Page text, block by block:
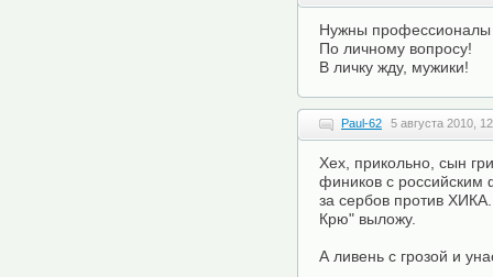
Нужны
По личному вопросу!
В личку жду, мужики!
Paul-62 5 августа 2010,
Хех, прикольно, сын
фиников с российским
за сербов против
Крю" выложу.
А ливень с грозой и